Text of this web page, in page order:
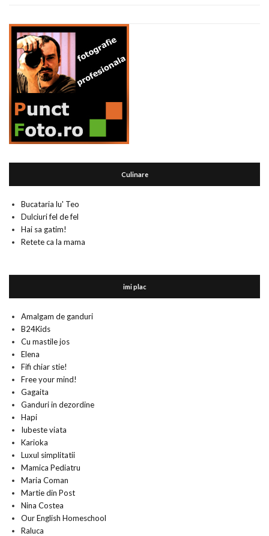
Culinare
Bucataria lu' Teo
Dulciuri fel de fel
Hai sa gatim!
Retete ca la mama
imi plac
Amalgam de ganduri
B24Kids
Cu mastile jos
Elena
Fifi chiar stie!
Free your mind!
Gagaita
Ganduri in dezordine
Hapi
Iubeste viata
Karioka
Luxul simplitatii
Mamica Pediatru
Maria Coman
Martie din Post
Nina Costea
Our English Homeschool
Raluca